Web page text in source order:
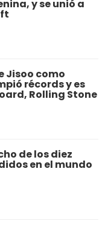
y se unió a
Jisoo como
récords y es
Rolling Stone
de los diez
en el mundo